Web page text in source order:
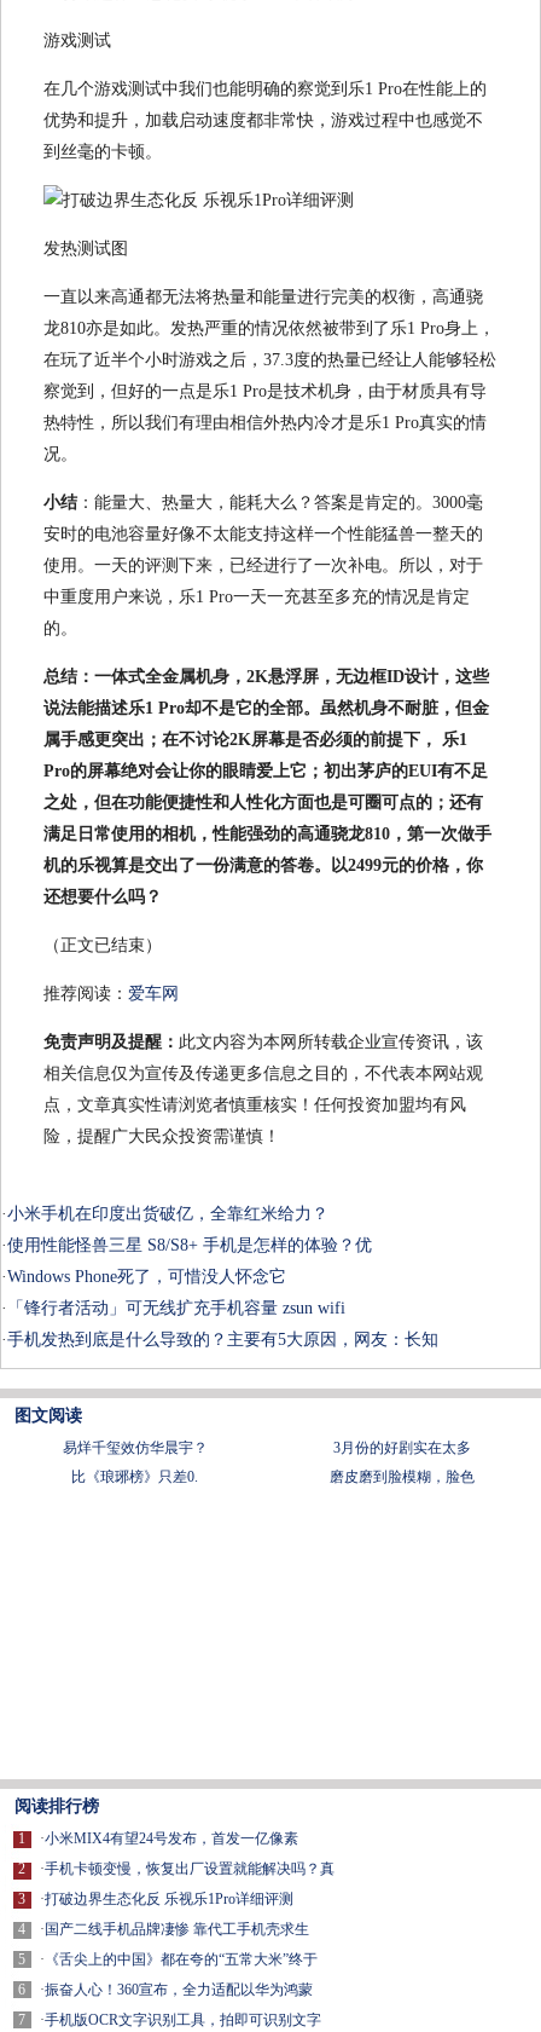
游戏测试
在几个游戏测试中我们也能明确的察觉到乐1 Pro在性能上的
优势和提升，加载启动速度都非常快，游戏过程中也感觉不
到丝毫的卡顿。
发热测试图
一直以来高通都无法将热量和能量进行完美的权衡，高通骁
龙810亦是如此。发热严重的情况依然被带到了乐1 Pro身上，
在玩了近半个小时游戏之后，37.3度的热量已经让人能够轻松
察觉到，但好的一点是乐1 Pro是技术机身，由于材质具有导
热特性，所以我们有理由相信外热内冷才是乐1 Pro真实的情
况。
小结 ：能量大、热量大，能耗大么？答案是肯定的。3000毫
安时的电池容量好像不太能支持这样一个性能猛兽一整天的
使用。一天的评测下来，已经进行了一次补电。所以，对于
中重度用户来说，乐1 Pro一天一充甚至多充的情况是肯定
的。
总结：一体式全金属机身，2K悬浮屏，无边框ID设计，这些
说法能描述乐1 Pro却不是它的全部。虽然机身不耐脏，但金
属手感更突出；在不讨论2K屏幕是否必须的前提下， 乐1
Pro的屏幕绝对会让你的眼睛爱上它；初出茅庐的EUI有不足
之处，但在功能便捷性和人性化方面也是可圈可点的；还有
满足日常使用的相机，性能强劲的高通骁龙810，第一次做手
机的乐视算是交出了一份满意的答卷。以2499元的价格，你
还想要什么吗？
（正文已结束）
推荐阅读： 爱车网
免责声明及提醒： 此文内容为本网所转载企业宣传资讯，该
相关信息仅为宣传及传递更多信息之目的，不代表本网站观
点，文章真实性请浏览者慎重核实！任何投资加盟均有风
险，提醒广大民众投资需谨慎！
·小米手机在印度出货破亿，全靠红米给力？
·使用性能怪兽三星 S8/S8+ 手机是怎样的体验？优
·Windows Phone死了，可惜没人怀念它
·
「锋行者活动」可无线扩充手机容量 zsun wifi
·手机发热到底是什么导致的？主要有5大原因，网友：长知
图文阅读
易烊千玺效仿华晨宇？
3月份的好剧实在太多
比《琅琊榜》只差0.
磨皮磨到脸模糊，脸色
阅读排行榜
1
2
3
4
5
6
7
·小米MIX4有望24号发布，首发一亿像素
·手机卡顿变慢，恢复出厂设置就能解决吗？真
·打破边界生态化反 乐视乐1Pro详细评测
· 国产二线手机品牌凄惨 靠代工手机壳求生
· 《舌尖上的中国》都在夸的“五常大米”终于
·振奋人心！360宣布，全力适配以华为鸿蒙
·手机版OCR文字识别工具，拍即可识别文字